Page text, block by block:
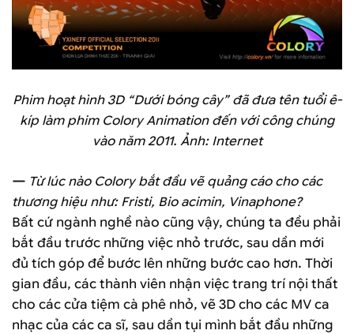
Phim hoạt hình 3D “Dưới bóng cây” đã đưa tên tuổi ê-
kíp làm phim Colory Animation đến với công chúng
vào năm 2011. Ảnh: Internet
— Từ lúc nào Colory bắt đầu vẽ quảng cáo cho các
thương hiệu như: Fristi, Bio acimin, Vinaphone?
Bất cứ ngành nghề nào cũng vậy, chúng ta đều phải
bắt đầu trước những việc nhỏ trước, sau dần mới
đủ tích góp để bước lên những bước cao hơn. Thời
gian đầu, các thành viên nhận việc trang trí nội thất
cho các cửa tiệm cà phê nhỏ, vẽ 3D cho các MV ca
nhạc của các ca sĩ, sau dần tụi mình bắt đầu những